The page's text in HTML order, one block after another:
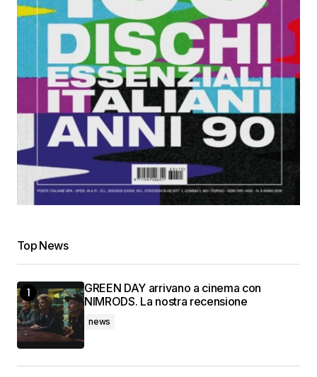
Top News
GREEN DAY arrivano a cinema con
NIMRODS. La nostra recensione
news